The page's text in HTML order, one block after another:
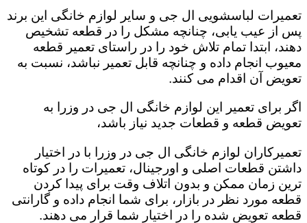
تعمیرات لباسشویی ال جی و سایر لوازم خانگی این برند
پس از عیب یابی، چنانچه مشکل را در قطعه تشخیص
دهند، ابتدا تمام تلاش خود را در راستای تعمیر قطعه
معیوب انجام داده و چنانچه قابل تعمیر نباشد، نسبت به
تعویض آن اقدام می کنند.
اگر برای تعمیر این لوازم خانگی ال جی در وزرا به
تعویض قطعه و قطعات جدید نیاز باشد،
تعمیرکاران لوازم خانگی ال جی در وزرا با در اختیار
داشتن قطعات اصلی و اورجینال، تعمیرات را در کوتاه
ترین زمان ممکن و بدون اتلاف وقت برای پیدا کردن
قطعه مورد نظر در بازار، برای شما انجام داده و گارانتی
قطعه تعویض شده را در اختیار شما قرار می دهند.